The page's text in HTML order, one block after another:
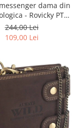
dama din
- Rovicky PTR-
ALE-2-3776 SIL
244,00 Lei
109,00 Lei